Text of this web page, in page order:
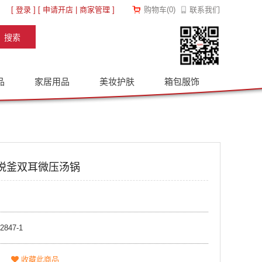
[ 登录 ] [ 申请开店 商家管理 ] 购物车(0) 联系我们
家居用品 美妆护肤 箱包服饰
釜双耳微压汤锅
1
收藏此商品